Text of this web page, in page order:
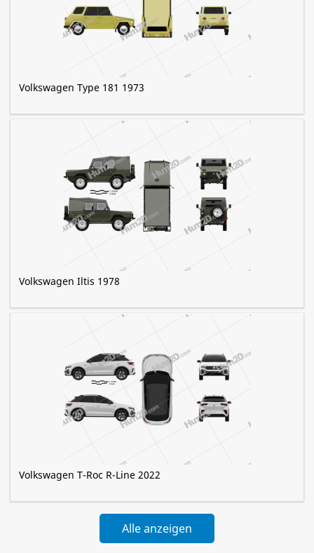
Volkswagen Type 181 1973
Volkswagen Iltis 1978
Volkswagen T-Roc R-Line 2022
Alle anzeigen